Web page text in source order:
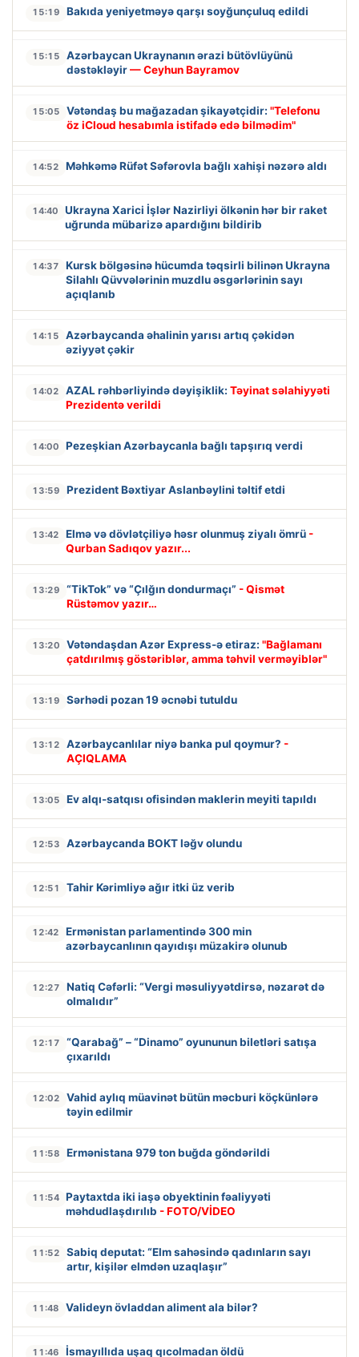
15:19 Bakıda yeniyetməyə qarşı soyğunçuluq edildi
15:15
Azərbaycan Ukraynanın ərazi bütövlüyünü
dəstəkləyir— Ceyhun Bayramov
15:05 Vətəndaş bu mağazadan şikayətçidir: "Telefonu
öz iCloud hesabımla istifadə edə bilmədim"
14:52 Məhkəmə Rüfət Səfərovla bağlı xahişi nəzərə aldı
14:40
Ukrayna Xarici İşlər Nazirliyi ölkənin hər bir raket
uğrunda mübarizə apardığını bildirib
14:37
Kursk bölgəsinə hücumda təqsirli bilinən Ukrayna
Silahlı Qüvvələrinin muzdlu əsgərlərinin sayı
açıqlanıb
14:15
Azərbaycanda əhalinin yarısı artıq çəkidən
əziyyət çəkir
14:02 AZAL rəhbərliyində dəyişiklik: Təyinat səlahiyyəti
Prezidentə verildi
14:00 Pezeşkian Azərbaycanla bağlı tapşırıq verdi
13:59 Prezident Bəxtiyar Aslanbəylini təltif etdi
13:42 Elmə və dövlətçiliyə həsr olunmuş ziyalı ömrü -
Qurban Sadıqov yazır...
13:29 “TikTok” və “Çılğın dondurmaçı” - Qismət
Rüstəmov yazır…
13:20 Vətəndaşdan Azər Express-ə etiraz: "Bağlamanı
çatdırılmış göstəriblər, amma təhvil verməyiblər"
13:19 Sərhədi pozan 19 əcnəbi tutuldu
13:12 Azərbaycanlılar niyə banka pul qoymur? -
AÇIQLAMA
13:05 Ev alqı-satqısı ofisindən maklerin meyiti tapıldı
12:53 Azərbaycanda BOKT ləğv olundu
12:51 Tahir Kərimliyə ağır itki üz verib
12:42
Ermənistan parlamentində 300 min
azərbaycanlının qayıdışı müzakirə olunub
12:27
Natiq Cəfərli: “Vergi məsuliyyətdirsə, nəzarət də
olmalıdır”
12:17
“Qarabağ” – “Dinamo” oyununun biletləri satışa
çıxarıldı
12:02
Vahid aylıq müavinət bütün məcburi köçkünlərə
təyin edilmir
11:58 Ermənistana 979 ton buğda göndərildi
11:54 Paytaxtda iki iaşə obyektinin fəaliyyəti
məhdudlaşdırılıb - FOTO/VİDEO
11:52
Sabiq deputat: “Elm sahəsində qadınların sayı
artır, kişilər elmdən uzaqlaşır”
11:48 Valideyn övladdan aliment ala bilər?
11:46 İsmayıllıda uşaq qıcolmadan öldü